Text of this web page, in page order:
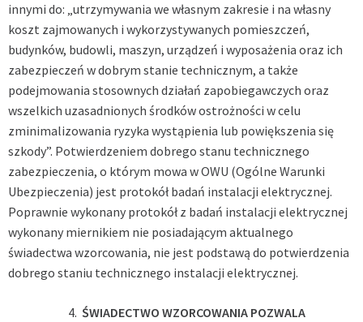
innymi do: „utrzymywania we własnym zakresie i na własny
koszt zajmowanych i wykorzystywanych pomieszczeń,
budynków, budowli, maszyn, urządzeń i wyposażenia oraz ich
zabezpieczeń w dobrym stanie technicznym, a także
podejmowania stosownych działań zapobiegawczych oraz
wszelkich uzasadnionych środków ostrożności w celu
zminimalizowania ryzyka wystąpienia lub powiększenia się
szkody”. Potwierdzeniem dobrego stanu technicznego
zabezpieczenia, o którym mowa w OWU (Ogólne Warunki
Ubezpieczenia) jest protokół badań instalacji elektrycznej.
Poprawnie wykonany protokół z badań instalacji elektrycznej
wykonany miernikiem nie posiadającym aktualnego
świadectwa wzorcowania, nie jest podstawą do potwierdzenia
dobrego staniu technicznego instalacji elektrycznej.
ŚWIADECTWO WZORCOWANIA POZWALA